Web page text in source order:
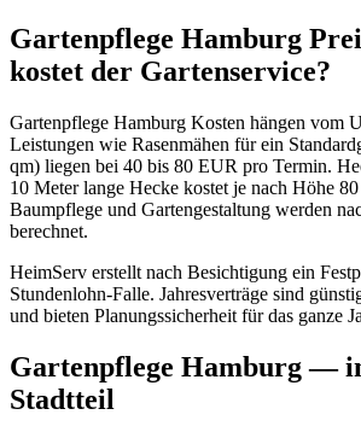
Gartenpflege Hamburg
kostet der Gartenservice?
Gartenpflege Hamburg Kosten hängen vom
Leistungen wie Rasenmähen für ein
qm) liegen bei 40 bis 80 EUR pro Termin.
10 Meter lange Hecke kostet je nach Höhe
Baumpflege und Gartengestaltung werden
berechnet.
HeimServ erstellt nach Besichtigung ein
Stundenlohn-Falle. Jahresverträge sind
und bieten Planungssicherheit für das ganze
Gartenpflege Hamburg —
Stadtteil